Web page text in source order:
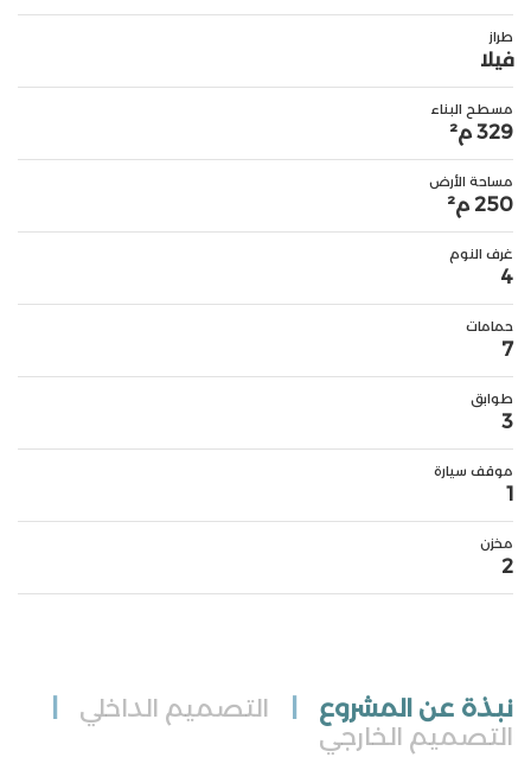
طراز
فيلا
مسطح البناء
329 م²
مساحة الأرض
250 م²
غرف النوم
4
حمامات
7
طوابق
3
موقف سيارة
1
مخزن
2
نبذة عن المشروع التصميم الداخلي
التصميم الخارجي